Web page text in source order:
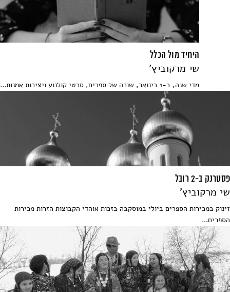
היחיד מול הכלל
שי מרקוביץ'
מדי שנה, ב-1 בינואר, שורה של ספרים, סרטי קולנוע ויצירות אמנות...
פסטרנק ב-2 רובל
שי מרקוביץ'
זינוק במכירות הספרים ביולי במוסקבה בזכות אוהדי הקבוצות הזרות מכירות
הספרים...